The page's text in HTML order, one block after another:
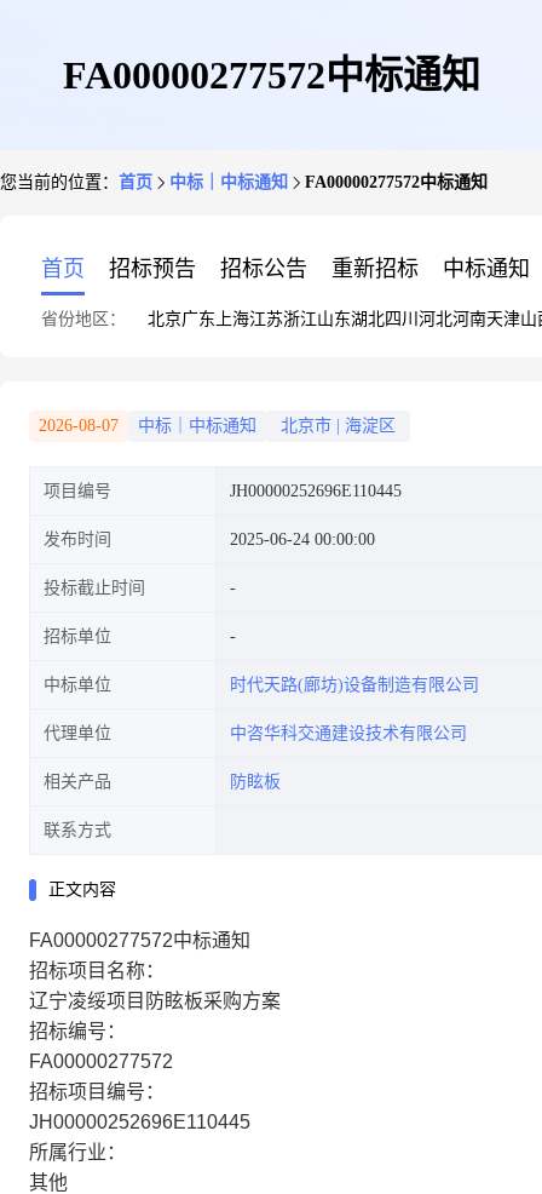
FA00000277572中标通知
您当前的位置： 首页 中标｜中标通知 FA00000277572中标通知
首页 招标预告 招标公告 重新招标 中标通知
省份地区： 北京广东 上海江苏浙江山东湖北四川 河北河南天津山
2026-08-07 中标｜中标通知 北京市 海淀区
项目编号 JH00000252696E110445
发布时间 2025-06-24 00:00:00
投标截止时间
招标单位
中标单位 时代天路(廊坊)设备制造有限公司
代理单位 中咨华科交通建设技术有限公司
相关产品 防眩板
联系方式
正文内容
FA00000277572中标通知
招标项目名称：
辽宁凌绥项目防眩板采购方案
招标编号：
FA00000277572
招标项目编号：
JH00000252696E110445
所属行业：
其他